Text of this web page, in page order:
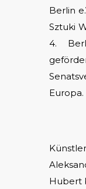
Berlin
Sztuki
4.
Europa.
Hubert